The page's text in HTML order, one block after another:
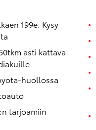
199e. Kysy
asti kattava
huollossa
tarjoamiin